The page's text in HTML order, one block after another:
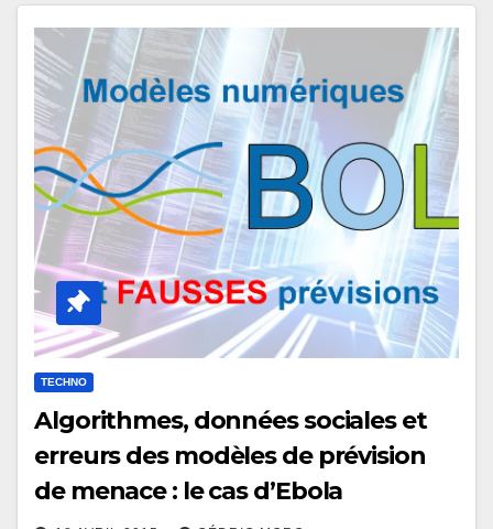
TECHNO
Algorithmes, données sociales et
erreurs des modèles de prévision
de menace : le cas d’Ebola